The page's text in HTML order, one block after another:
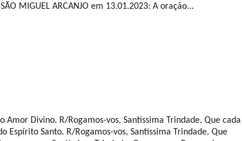
MIGUEL ARCANJO em 13.01.2023: A oração...
Amor Divino. R/Rogamos-vos, Santíssima Trindade. Que cada
Espírito Santo. R/Rogamos-vos, Santíssima Trindade. Que